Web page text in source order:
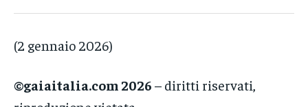
(2 gennaio 2026)
©gaiaitalia.com 2026 – diritti riservati,